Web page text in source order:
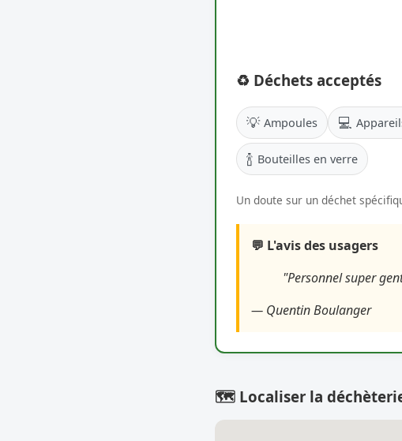
♻️ Déchets acceptés
💡 Ampoules 💻
🍾 Bouteilles en verre
Un doute sur un déchet
💬 L'avis des usagers
"Personnel super
— Quentin Boulanger
🗺️ Localiser la